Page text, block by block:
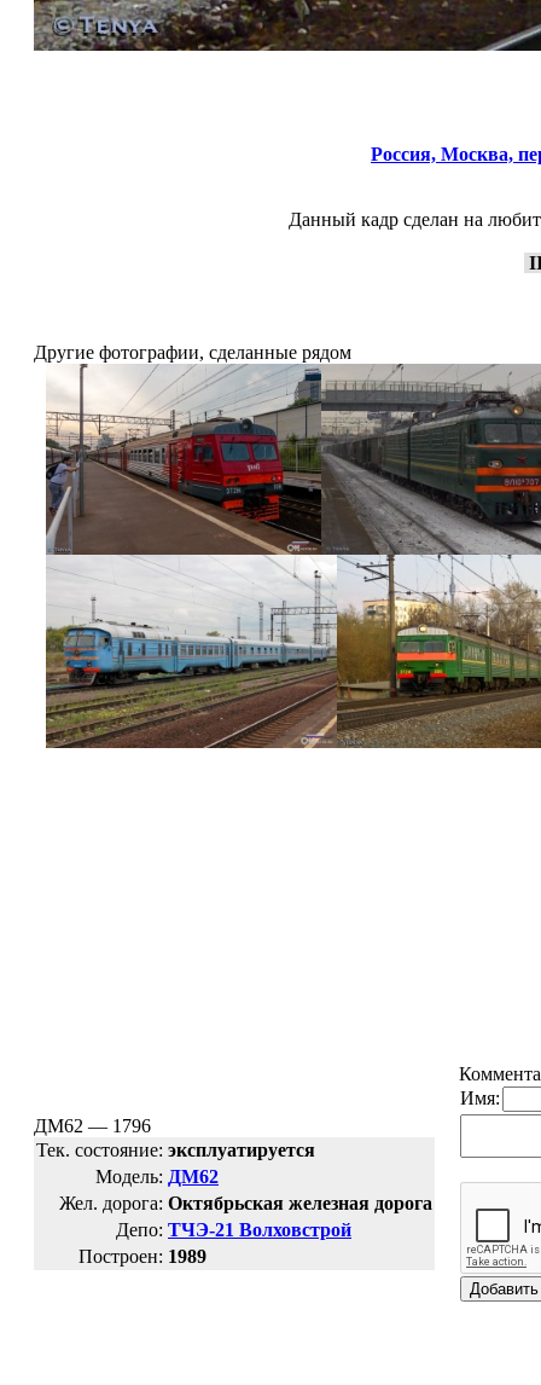
Россия, Москва,
Данный кадр сделан на
Другие фотографии, сделанные рядом
ДМ62 — 1796
Тек. состояние: эксплуатируется
Модель: ДМ62
Жел. дорога: Октябрьская железная дорога
Депо: ТЧЭ-21 Волховстрой
Построен: 1989
Имя: